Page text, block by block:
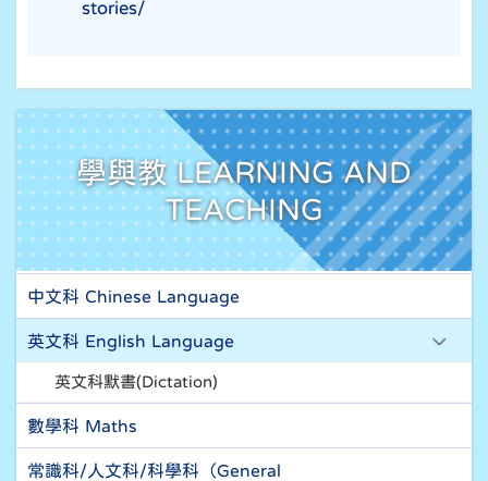
stories/
學與教 LEARNING AND
TEACHING
中文科 Chinese Language
英文科 English Language
英文科默書(Dictation)
數學科 Maths
常識科/人文科/科學科（General